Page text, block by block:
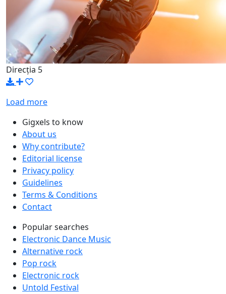
Direcția 5
Load more
Gigxels to know
About us
Why contribute?
Editorial license
Privacy policy
Guidelines
Terms & Conditions
Contact
Popular searches
Electronic Dance Music
Alternative rock
Pop rock
Electronic rock
Untold Festival